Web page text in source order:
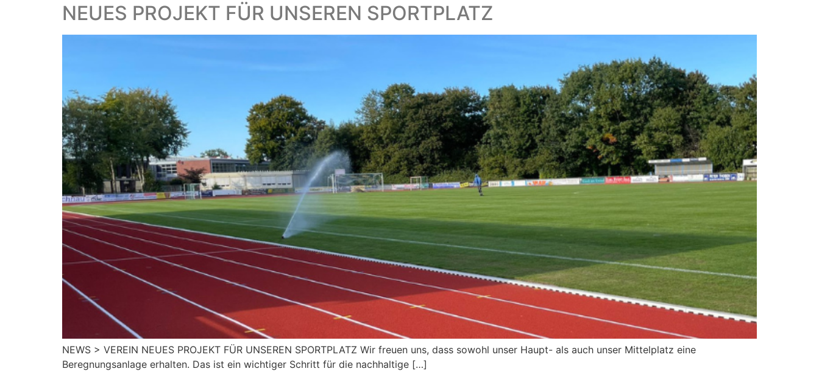
NEUES PROJEKT FÜR UNSEREN SPORTPLATZ
NEWS > VEREIN NEUES PROJEKT FÜR UNSEREN SPORTPLATZ Wir freuen uns, dass sowohl unser Haupt- als auch unser Mittelplatz eine
Beregnungsanlage erhalten. Das ist ein wichtiger Schritt für die nachhaltige […]